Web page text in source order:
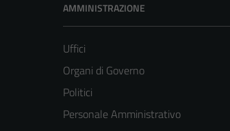
AMMINISTRAZIONE
Uffici
Organi di Governo
Politici
Personale Amministrativo